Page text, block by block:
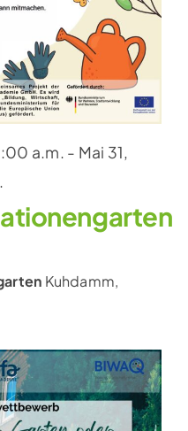
a.m. - Mai 31,
Kuhdamm,